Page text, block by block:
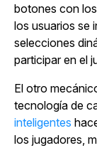
botones con
los usuarios se
selecciones
participar en el
El otro
tecnología de
inteligentes
los jugadores,